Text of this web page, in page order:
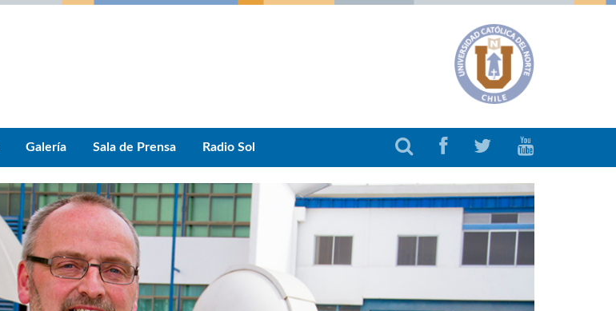
Galería Sala de Prensa Radio Sol